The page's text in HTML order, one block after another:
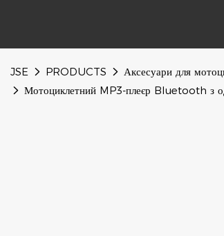
JSE PRODUCTS Аксесуари для
Мотоциклетний MP3-плеєр Bluetooth з